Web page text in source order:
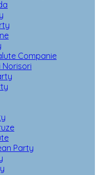
Companie
Norisori
Party